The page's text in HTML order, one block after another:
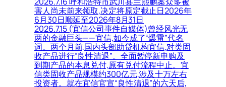
害人尚未前来领取,决定将原定截止日2026年
6月30日顺延至2026年8月31日
2026.7.15 (宜信公司事件自媒体)曾经风光无
两的金融巨头——宜信,如今成了“爆雷”代名
词。两个月前,国内头部助贷机构宜信,对类固
收产品进行“良性清退”。全面暂停新申购及
到期产品的本息兑付,原有兑付流程中止。宜
信类固收产品规模约300亿元,涉及十万左右
投资者。就在宜信官宣“良性清退”的六天后,